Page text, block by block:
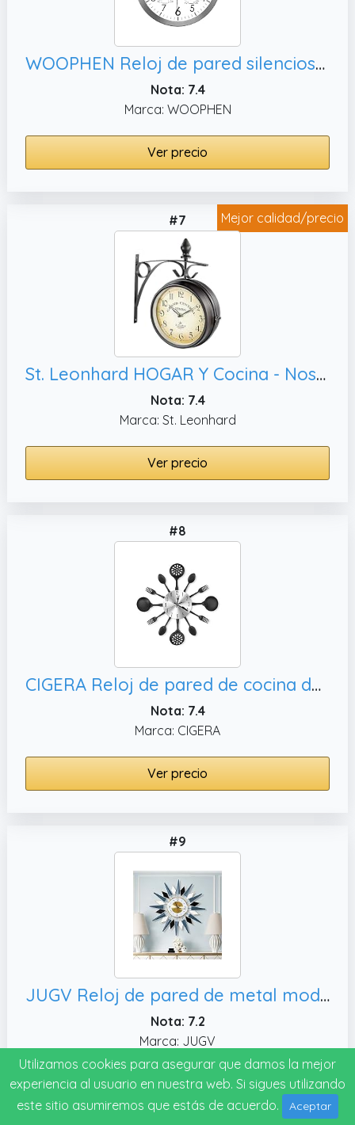
WOOPHEN Reloj de pared silencioso de 12 pulgadas, sala de
Nota: 7.4
Marca: WOOPHEN
Ver precio
Mejor calidad/precio
#7
St. Leonhard HOGAR Y Cocina - Nostálgico Reloj la estación: Reloj de estación de Doble Cara con diseño Retro (Nostalgia la, Bilateral)
Nota: 7.4
Marca: St. Leonhard
Ver precio
#8
CIGERA Reloj de pared de cocina de 14 pulgadas con esfera de tenedor y cuchara, gran decoración de pared y bonitos regalos de inauguración de la casa
Nota: 7.4
Marca: CIGERA
Ver precio
#9
JUGV Reloj de pared de metal moderno de 24 pulgadas, oficina
Nota: 7.2
Marca: JUGV
Ver precio
Utilizamos cookies para asegurar que damos la mejor
experiencia al usuario en nuestra web. Si sigues utilizando
este sitio asumiremos que estás de acuerdo.
Aceptar